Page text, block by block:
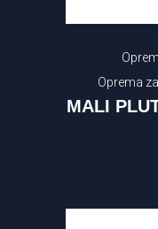
Oprema
MALI